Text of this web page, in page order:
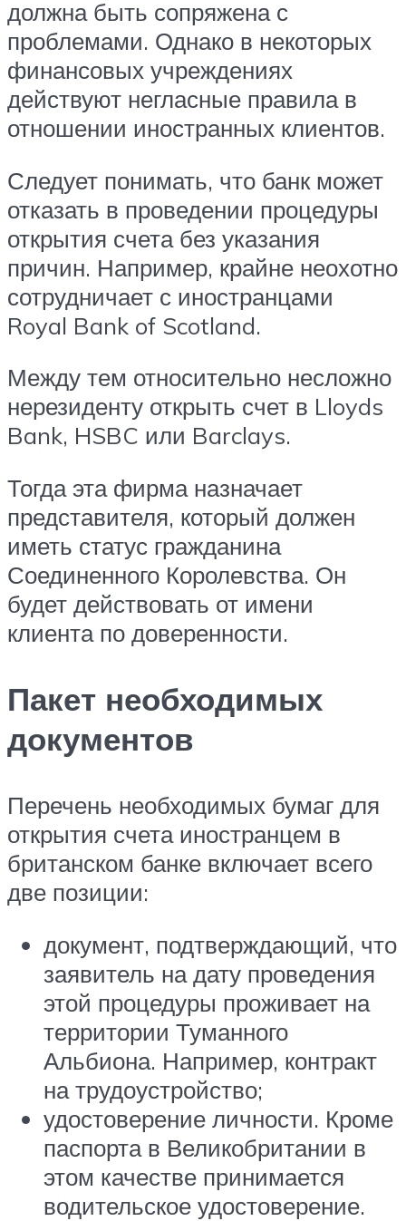
должна быть сопряжена с
проблемами. Однако в некоторых
финансовых учреждениях
действуют негласные правила в
отношении иностранных клиентов.
Следует понимать, что банк может
отказать в проведении процедуры
открытия счета без указания
причин. Например, крайне неохотно
сотрудничает с иностранцами
Royal Bank of Scotland.
Между тем относительно несложно
нерезиденту открыть счет в Lloyds
Bank, HSBC или Barclays.
Тогда эта фирма назначает
представителя, который должен
иметь статус гражданина
Соединенного Королевства. Он
будет действовать от имени
клиента по доверенности.
Пакет необходимых
документов
Перечень необходимых бумаг для
открытия счета иностранцем в
британском банке включает всего
две позиции:
документ, подтверждающий, что
заявитель на дату проведения
этой процедуры проживает на
территории Туманного
Альбиона. Например, контракт
на трудоустройство;
удостоверение личности. Кроме
паспорта в Великобритании в
этом качестве принимается
водительское удостоверение.